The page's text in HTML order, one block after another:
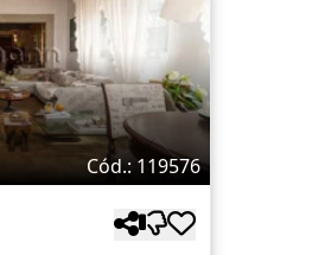
Cód.: 119576